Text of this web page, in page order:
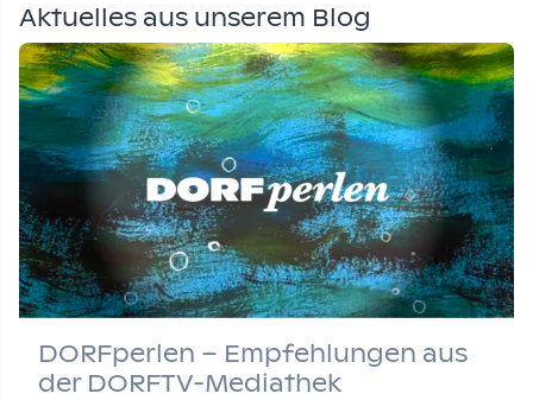
Aktuelles aus unserem Blog
DORFperlen – Empfehlungen aus
der DORFTV-Mediathek